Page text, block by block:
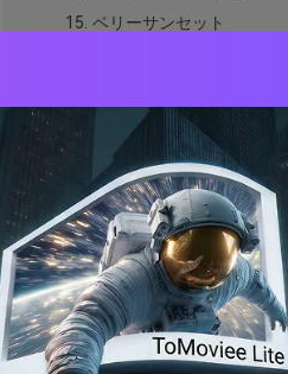
ベリーサンセット
バイオレット・コースタル
キャニオンクレイ
日没後の真夜中
日没に合う色は何ですか
リアルデザインでサンセ
AIでサンセットパレット